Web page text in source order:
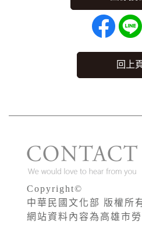
回上
Copyright©
中華民國文化部 版權所
網站資料內容為高雄市